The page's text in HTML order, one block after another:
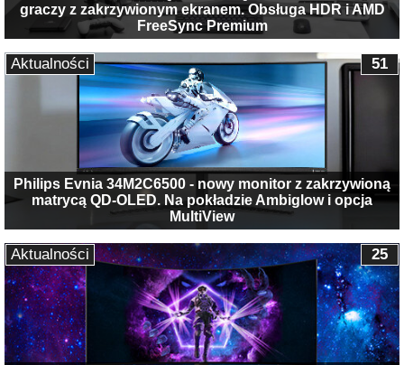
graczy z zakrzywionym ekranem. Obsługa HDR i AMD
FreeSync Premium
Philips Evnia 34M2C6500 - nowy monitor z zakrzywioną
matrycą QD-OLED. Na pokładzie Ambiglow i opcja
MultiView
51
Aktualności
25
Aktualności